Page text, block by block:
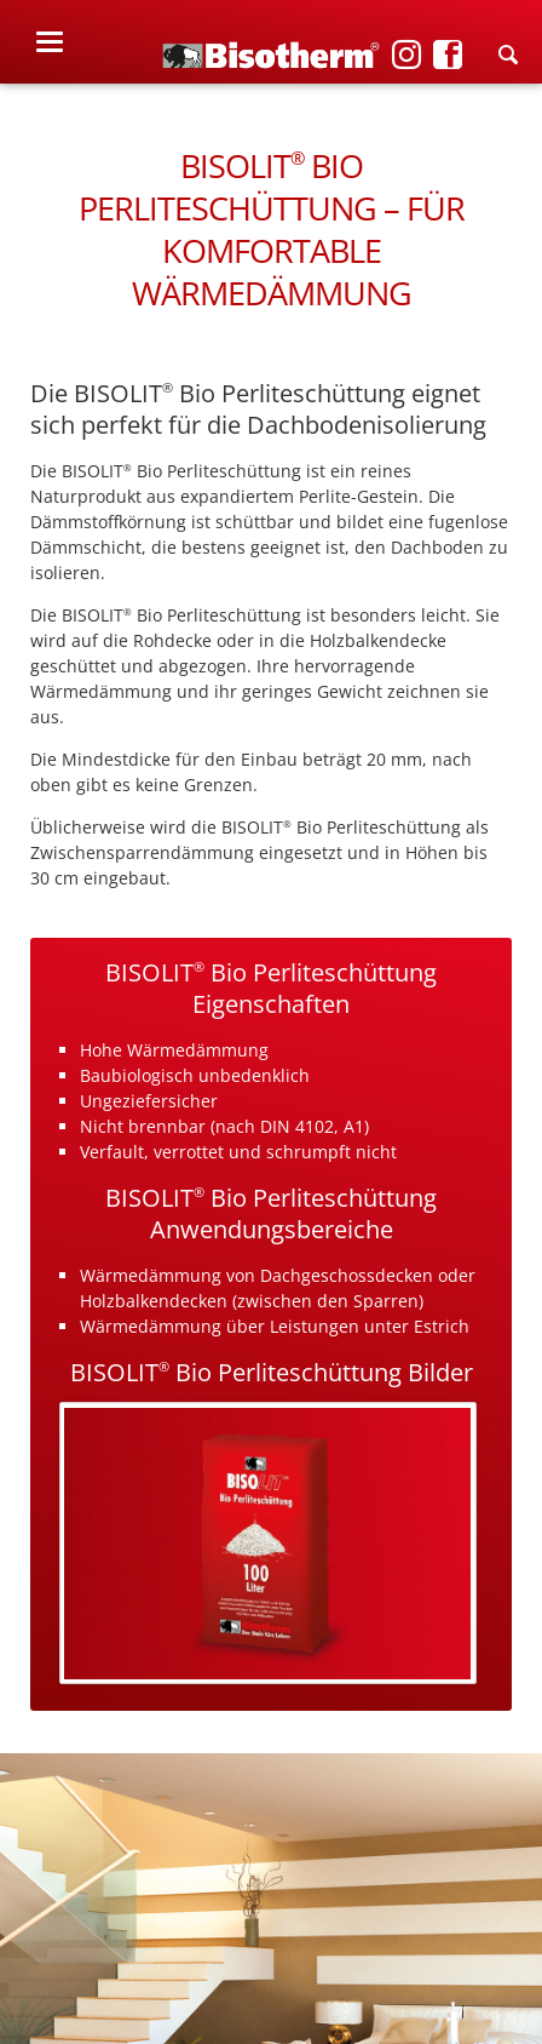
BISOLIT®BIO
PERLITESCHÜTTUNG – FÜR
KOMFORTABLE
WÄRMEDÄMMUNG
Die BISOLIT®Bio Perliteschüttung eignet
sich perfekt für die Dachbodenisolierung
Die BISOLIT®Bio Perliteschüttung ist ein reines
Naturprodukt aus expandiertem Perlite-Gestein. Die
Dämmstoffkörnung ist schüttbar und bildet eine fugenlose
Dämmschicht, die bestens geeignet ist, den Dachboden zu
isolieren.
Die BISOLIT®Bio Perliteschüttung ist besonders leicht. Sie
wird auf die Rohdecke oder in die Holzbalkendecke
geschüttet und abgezogen. Ihre hervorragende
Wärmedämmung und ihr geringes Gewicht zeichnen sie
aus.
Die Mindestdicke für den Einbau beträgt 20 mm, nach
oben gibt es keine Grenzen.
Üblicherweise wird die BISOLIT®Bio Perliteschüttung als
Zwischensparrendämmung eingesetzt und in Höhen bis
30 cm eingebaut.
BISOLIT® Bio Perliteschüttung
Eigenschaften
Hohe Wärmedämmung
Baubiologisch unbedenklich
Ungeziefersicher
Nicht brennbar (nach DIN 4102, A1)
Verfault, verrottet und schrumpft nicht
BISOLIT® Bio Perliteschüttung
Anwendungsbereiche
Wärmedämmung von Dachgeschossdecken oder
Holzbalkendecken (zwischen den Sparren)
Wärmedämmung über Leistungen unter Estrich
BISOLIT®Bio Perliteschüttung Bilder